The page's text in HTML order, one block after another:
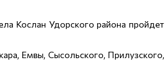
Кослан Удорского района пройдет
Емвы, Сысольского, Прилузского,